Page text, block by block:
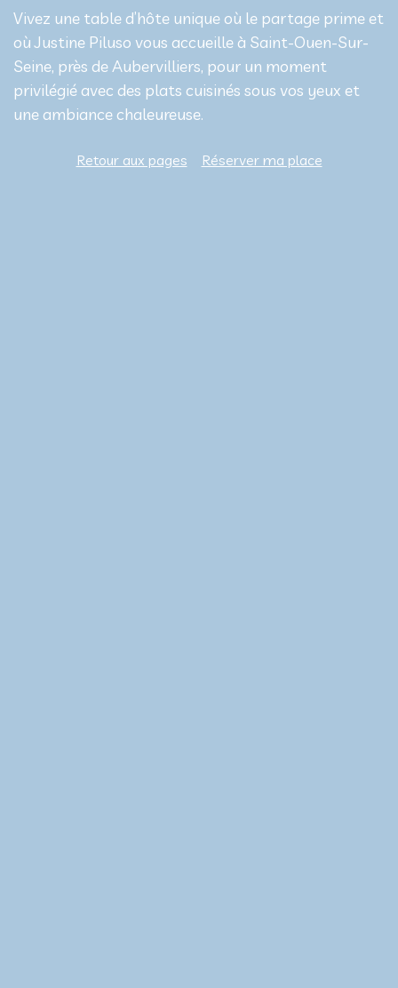
Vivez une table d’hôte unique où le partage prime et
où Justine Piluso vous accueille à Saint-Ouen-Sur-
Seine, près de Aubervilliers, pour un moment
privilégié avec des plats cuisinés sous vos yeux et
une ambiance chaleureuse.
Retour aux pages Réserver ma place